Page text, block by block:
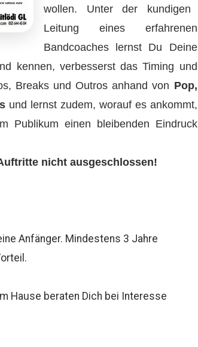
wollen. Unter der kundigen
Leitung eines erfahrenen
Bandcoaches lernst Du Deine
kennen, verbesserst das Timing und
Breaks und Outros anhand von Pop,
und lernst zudem, worauf es ankommt,
Publikum einen bleibenden Eindruck
nicht ausgeschlossen!
Anfänger. Mindestens 3 Jahre
Hause beraten Dich bei Interesse